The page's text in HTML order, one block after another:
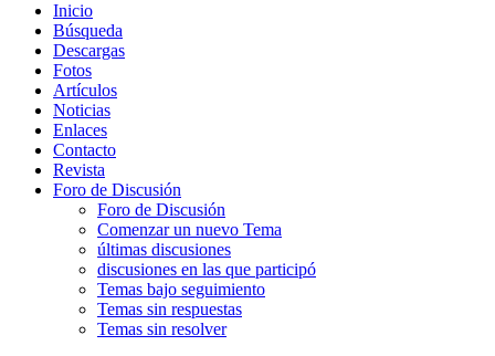
Inicio
Búsqueda
Descargas
Fotos
Artículos
Noticias
Enlaces
Contacto
Revista
Foro de Discusión
Foro de Discusión
Comenzar un nuevo Tema
últimas discusiones
discusiones en las que participó
Temas bajo seguimiento
Temas sin respuestas
Temas sin resolver